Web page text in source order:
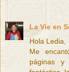
La Vie en
Hola Ledia,
Me
páginas